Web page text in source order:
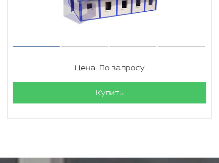
Цена: По запросу
Купить